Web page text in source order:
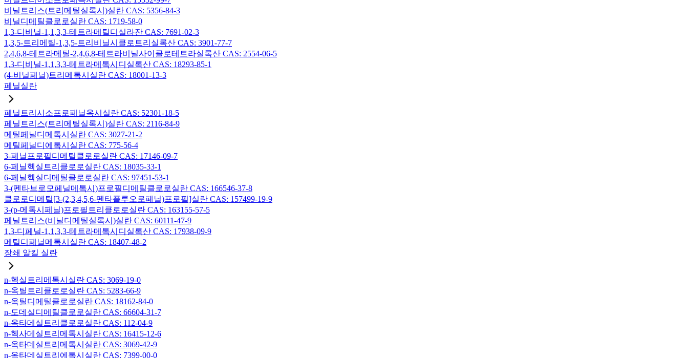
비닐트리스(트리메틸실록시)실란 CAS: 5356-84-3
비닐디메틸클로로실란 CAS: 1719-58-0
1,3-디비닐-1,1,3,3-테트라메틸디실라잔 CAS: 7691-02-3
1,3,5-트리메틸-1,3,5-트리비닐시클로트리실록산 CAS: 3901-77-7
2,4,6,8-테트라메틸-2,4,6,8-테트라비닐사이클로테트라실록산 CAS: 2554-06-5
1,3-디비닐-1,1,3,3-테트라메톡시디실록산 CAS: 18293-85-1
(4-비닐페닐)트리메톡시실란 CAS: 18001-13-3
페닐실란
페닐트리시소프로페닐옥시실란 CAS: 52301-18-5
페닐트리스(트리메틸실록시)실란 CAS: 2116-84-9
메틸페닐디메톡시실란 CAS: 3027-21-2
메틸페닐디에톡시실란 CAS: 775-56-4
3-페닐프로필디메틸클로로실란 CAS: 17146-09-7
6-페닐헥실트리클로로실란 CAS: 18035-33-1
6-페닐헥실디메틸클로로실란 CAS: 97451-53-1
3-(펜타브로모페닐메톡시)프로필디메틸클로로실란 CAS: 166546-37-8
클로로디메틸[3-(2,3,4,5,6-펜타플루오로페닐)프로필]실란 CAS: 157499-19-9
3-(p-메톡시페닐)프로필트리클로로실란 CAS: 163155-57-5
페닐트리스(비닐디메틸실록시)실란 CAS: 60111-47-9
1,3-디페닐-1,1,3,3-테트라메톡시디실록산 CAS: 17938-09-9
메틸디페닐메톡시실란 CAS: 18407-48-2
장쇄 알킬 실란
n-헥실트리메톡시실란 CAS: 3069-19-0
n-옥틸트리클로로실란 CAS: 5283-66-9
n-옥틸디메틸클로로실란 CAS: 18162-84-0
n-도데실디메틸클로로실란 CAS: 66604-31-7
n-옥타데실트리클로로실란 CAS: 112-04-9
n-헥사데실트리메톡시실란 CAS: 16415-12-6
n-옥타데실트리메톡시실란 CAS: 3069-42-9
n-옥타데실트리에톡시실란 CAS: 7399-00-0